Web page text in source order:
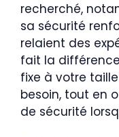
recherché,
sa sécurité
relaient des
fait la
fixe à votre
besoin, tout en
de sécurité